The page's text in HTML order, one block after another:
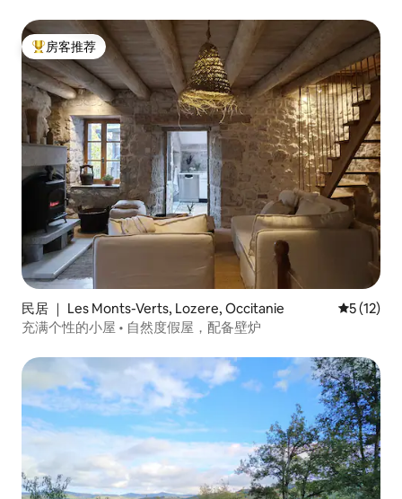
热门「房客推荐」
房客推荐
民居 ｜ Les Monts-Verts, Lozere, Occitanie 平均评分
5 (12)
充满个性的小屋 • 自然度假屋，配备壁炉